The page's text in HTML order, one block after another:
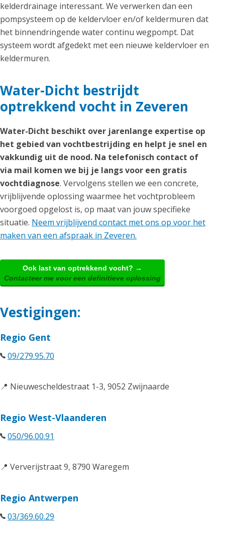
kelderdrainage interessant. We verwerken dan een
pompsysteem op de keldervloer en/of keldermuren dat
het binnendringende water continu wegpompt. Dat
systeem wordt afgedekt met een nieuwe keldervloer en
keldermuren.
Water-Dicht bestrijdt
optrekkend vocht in Zeveren
Water-Dicht beschikt over jarenlange expertise op
het gebied van vochtbestrijding en helpt je snel en
vakkundig uit de nood. Na telefonisch contact of
via mail komen we bij je langs voor een gratis
vochtdiagnose. Vervolgens stellen we een concrete,
vrijblijvende oplossing waarmee het vochtprobleem
voorgoed opgelost is, op maat van jouw specifieke
situatie. Neem vrijblijvend contact met ons op voor het
maken van een afspraak in Zeveren.
Ook last van optrekkend vocht? →
Contacteer me voor een definitieve oplossing
Vestigingen:
Regio Gent
09/279.95.70
📍 Nieuwescheldestraat 1-3, 9052 Zwijnaarde
Regio West-Vlaanderen
050/96.00.91
📍 Ververijstraat 9, 8790 Waregem
Regio Antwerpen
03/369.60.29